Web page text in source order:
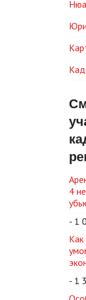
4
- 1
- 1